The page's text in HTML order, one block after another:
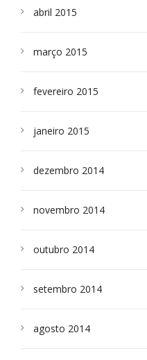
abril 2015
março 2015
fevereiro 2015
janeiro 2015
dezembro 2014
novembro 2014
outubro 2014
setembro 2014
agosto 2014